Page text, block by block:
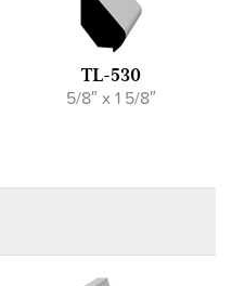
TL-530
5/8″ x 1 5/8″